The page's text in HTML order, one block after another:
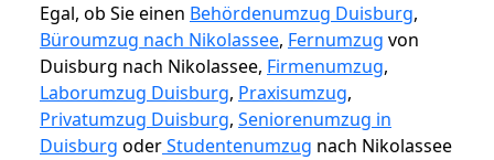
Egal, ob Sie einen Behördenumzug Duisburg,
Büroumzug nach Nikolassee, Fernumzug von
Duisburg nach Nikolassee, Firmenumzug,
Laborumzug Duisburg, Praxisumzug,
Privatumzug Duisburg, Seniorenumzug in
Duisburg oderStudentenumzug nach Nikolassee